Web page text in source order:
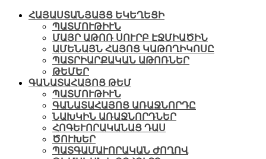
ՀԱՅԱՍՏԱՆՅԱՅՑ ԵԿԵՂԵՑԻ
ՊԱՏՄՈՒԹԻՒՆ
ՄԱՅՐ ԱԹՈՌ ՍՈՒՐԲ ԷՋՄԻԱԾԻՆ
ԱՄԵՆԱՅՆ ՀԱՅՈՑ ԿԱԹՈՂԻԿՈՍԸ
ՊԱՏՐԻԱՐՔԱԿԱՆ ԱԹՈՌՆԵՐ
ԹԵՄԵՐ
ԳԱՆԱՏԱՀԱՅՈՑ ԹԵՄ
ՊԱՏՄՈՒԹԻՒՆ
ԳԱՆԱՏԱՀԱՅՈՑ ԱՌԱՋՆՈՐԴԸ
ՆԱԽԿԻՆ ԱՌԱՋՆՈՐԴՆԵՐ
ՀՈԳԵՒՈՐԱԿԱՆԱՑ ԴԱՍ
ԾՈՒԽԵՐ
ՊԱՏԳԱՄԱՒՈՐԱԿԱՆ ԺՈՂՈՎ